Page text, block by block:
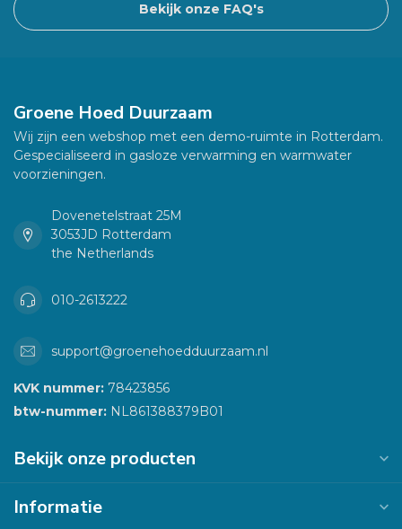
Bekijk onze FAQ's
Groene Hoed Duurzaam
Wij zijn een webshop met een demo-ruimte in Rotterdam.
Gespecialiseerd in gasloze verwarming en warmwater
voorzieningen.
Dovenetelstraat 25M
3053JD Rotterdam
the Netherlands
010-2613222
support@groenehoedduurzaam.nl
KVK nummer: 78423856
btw-nummer: NL861388379B01
Bekijk onze producten
Informatie